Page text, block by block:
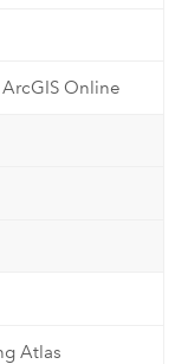
Online
Atlas